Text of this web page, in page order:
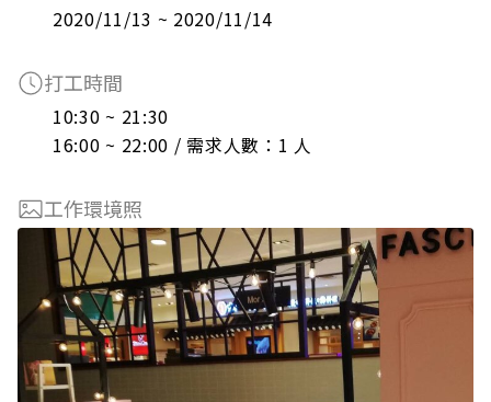
2020/11/13 ~ 2020/11/14
打工時間
10:30 ~ 21:30
16:00 ~ 22:00 / 需求人數：1 人
工作環境照